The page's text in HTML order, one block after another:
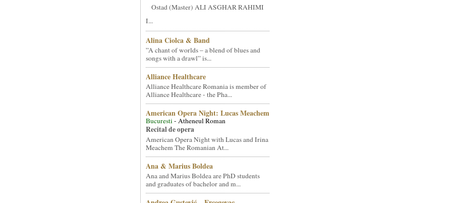
Ostad (Master) ALI ASGHAR RAHIMI
I...
Alina Ciolca & Band
”A chant of worlds – a blend of blues and
songs with a drawl” is...
Alliance Healthcare
Alliance Healthcare Romania is member of
Alliance Healthcare - the Pha...
American Opera Night: Lucas Meachem
Bucuresti- Atheneul Roman
Recital de opera
American Opera Night with Lucas and Irina
Meachem The Romanian At...
Ana & Marius Boldea
Ana and Marius Boldea are PhD students
and graduates of bachelor and m...